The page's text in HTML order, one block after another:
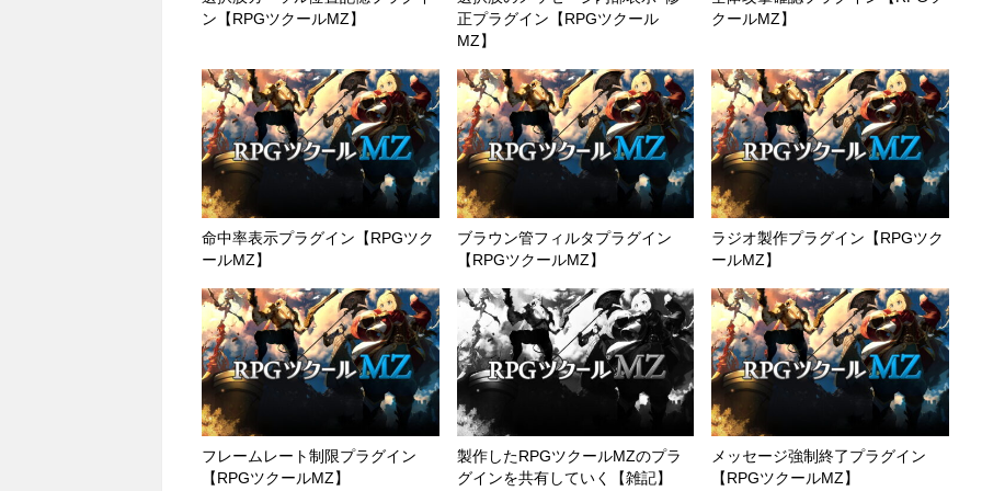
ン【RPGツクールMZ】
正プラグイン【RPGツクール
MZ】
クールMZ】
命中率表示プラグイン【RPGツク
ールMZ】
ブラウン管フィルタプラグイン
【RPGツクールMZ】
ラジオ製作プラグイン【RPGツク
ールMZ】
フレームレート制限プラグイン
【RPGツクールMZ】
製作したRPGツクールMZのプラ
グインを共有していく【雑記】
メッセージ強制終了プラグイン
【RPGツクールMZ】